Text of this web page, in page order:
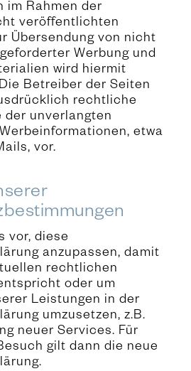
im Rahmen der
veröffentlichten
Übersendung von nicht
Werbung und
wird hiermit
Betreiber der Seiten
rechtliche
der unverlangten
etwa
vor.
vor, diese
anzupassen, damit
rechtlichen
oder um
Leistungen in der
umzusetzen, z.B.
neuer Services. Für
gilt dann die neue